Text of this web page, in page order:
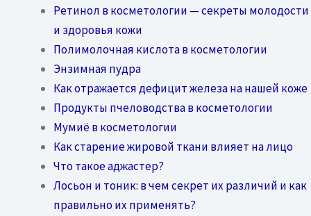
Ретинол в косметологии — секреты молодости
и здоровья кожи
Полимолочная кислота в косметологии
Энзимная пудра
Как отражается дефицит железа на нашей коже
Продукты пчеловодства в косметологии
Мумиё в косметологии
Как старение жировой ткани влияет на лицо
Что такое аджастер?
Лосьон и тоник: в чем секрет их различий и как
правильно их применять?